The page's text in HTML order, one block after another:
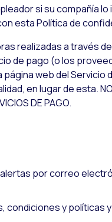
si su compañía lo
esta Política de
realizadas a través
de pago (o los
web del Servicio
en lugar de esta.
DE PAGO.
por correo
condiciones y políticas